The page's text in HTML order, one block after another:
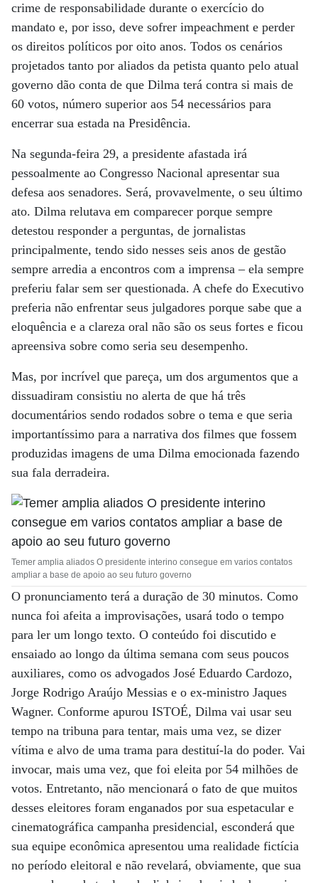
crime de responsabilidade durante o exercício do
mandato e, por isso, deve sofrer impeachment e perder
os direitos políticos por oito anos. Todos os cenários
projetados tanto por aliados da petista quanto pelo atual
governo dão conta de que Dilma terá contra si mais de
60 votos, número superior aos 54 necessários para
encerrar sua estada na Presidência.
Na segunda-feira 29, a presidente afastada irá
pessoalmente ao Congresso Nacional apresentar sua
defesa aos senadores. Será, provavelmente, o seu último
ato. Dilma relutava em comparecer porque sempre
detestou responder a perguntas, de jornalistas
principalmente, tendo sido nesses seis anos de gestão
sempre arredia a encontros com a imprensa – ela sempre
preferiu falar sem ser questionada. A chefe do Executivo
preferia não enfrentar seus julgadores porque sabe que a
eloquência e a clareza oral não são os seus fortes e ficou
apreensiva sobre como seria seu desempenho.
Mas, por incrível que pareça, um dos argumentos que a
dissuadiram consistiu no alerta de que há três
documentários sendo rodados sobre o tema e que seria
importantíssimo para a narrativa dos filmes que fossem
produzidas imagens de uma Dilma emocionada fazendo
sua fala derradeira.
Temer amplia aliados O presidente interino consegue em varios contatos
ampliar a base de apoio ao seu futuro governo
O pronunciamento terá a duração de 30 minutos. Como
nunca foi afeita a improvisações, usará todo o tempo
para ler um longo texto. O conteúdo foi discutido e
ensaiado ao longo da última semana com seus poucos
auxiliares, como os advogados José Eduardo Cardozo,
Jorge Rodrigo Araújo Messias e o ex-ministro Jaques
Wagner. Conforme apurou ISTOÉ, Dilma vai usar seu
tempo na tribuna para tentar, mais uma vez, se dizer
vítima e alvo de uma trama para destituí-la do poder. Vai
invocar, mais uma vez, que foi eleita por 54 milhões de
votos. Entretanto, não mencionará o fato de que muitos
desses eleitores foram enganados por sua espetacular e
cinematográfica campanha presidencial, esconderá que
sua equipe econômica apresentou uma realidade fictícia
no período eleitoral e não revelará, obviamente, que sua